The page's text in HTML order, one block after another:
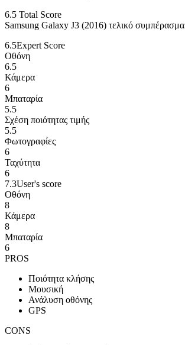
6.5 Total Score
Samsung Galaxy J3 (2016) τελικό συμπέρασμα
6.5Expert Score
Οθόνη
6.5
Κάμερα
6
Μπαταρία
5.5
Σχέση ποιότητας τιμής
5.5
Φωτογραφίες
6
Ταχύτητα
6
7.3User's score
Οθόνη
8
Κάμερα
8
Μπαταρία
6
PROS
Ποιότητα κλήσης
Μουσική
Ανάλυση οθόνης
GPS
CONS